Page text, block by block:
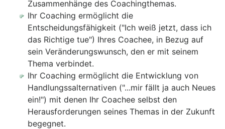
Zusammenhänge des Coachingthemas.
Ihr Coaching ermöglicht die
Entscheidungsfähigkeit ("Ich weiß jetzt, dass ich
das Richtige tue") Ihres Coachee, in Bezug auf
sein Veränderungswunsch, den er mit seinem
Thema verbindet.
Ihr Coaching ermöglicht die Entwicklung von
Handlungssalternativen ("...mir fällt ja auch Neues
ein!") mit denen Ihr Coachee selbst den
Herausforderungen seines Themas in der Zukunft
begegnet.